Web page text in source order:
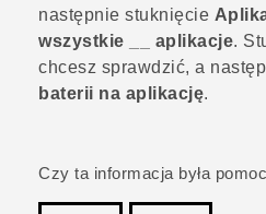
następnie stuknięcie
wszystkie __ aplikacje.
chcesz sprawdzić, a
baterii na aplikację.
Czy ta informacja była